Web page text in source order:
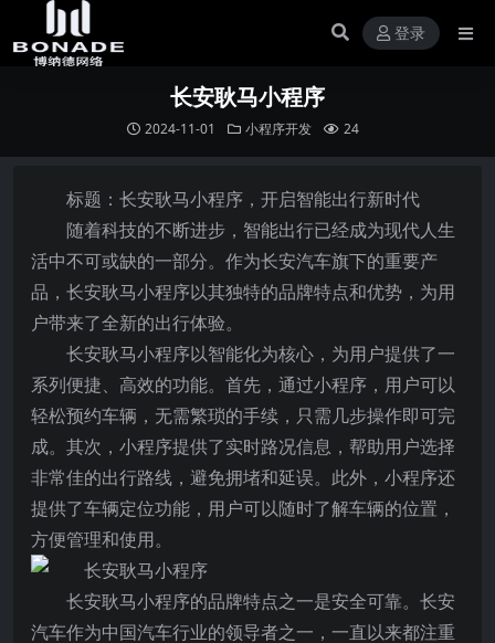
登录
长安耿马小程序
2024-11-01 小程序开发 24
标题：长安耿马小程序，开启智能出行新时代
随着科技的不断进步，智能出行已经成为现代人生
活中不可或缺的一部分。作为长安汽车旗下的重要产
品，长安耿马小程序以其独特的品牌特点和优势，为用
户带来了全新的出行体验。
长安耿马小程序以智能化为核心，为用户提供了一
系列便捷、高效的功能。首先，通过小程序，用户可以
轻松预约车辆，无需繁琐的手续，只需几步操作即可完
成。其次，小程序提供了实时路况信息，帮助用户选择
非常佳的出行路线，避免拥堵和延误。此外，小程序还
提供了车辆定位功能，用户可以随时了解车辆的位置，
方便管理和使用。
长安耿马小程序的品牌特点之一是安全可靠。长安
汽车作为中国汽车行业的领导者之一，一直以来都注重